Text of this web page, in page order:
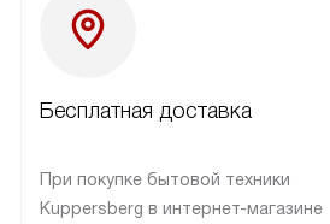
Бесплатная доставка
При покупке бытовой техники
Kuppersberg в интернет-магазине